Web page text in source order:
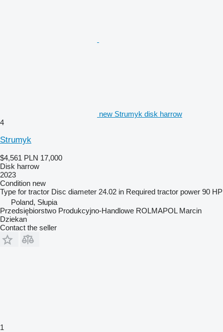
new Strumyk disk harrow
4
Strumyk
$4,561 PLN 17,000
Disk harrow
2023
Condition new
Type for tractor Disc diameter 24.02 in Required tractor power 90 HP
Poland, Słupia
Przedsiębiorstwo Produkcyjno-Handlowe ROLMAPOL Marcin
Dziekan
Contact the seller
1